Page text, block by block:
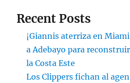
Recent Posts
¡Giannis aterriza en
a Adebayo para
la Costa Este
Los Clippers fichan al